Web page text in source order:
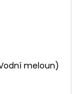
meloun)